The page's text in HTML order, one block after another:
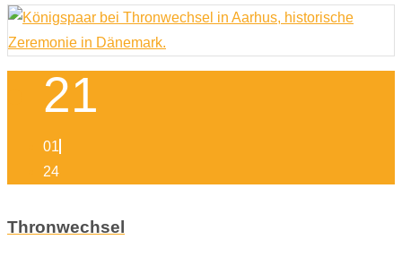
21
01
24
Thronwechsel